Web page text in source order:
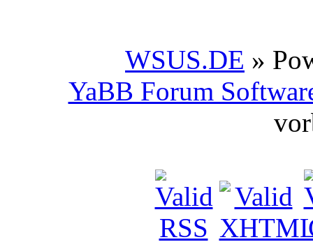
WSUS.DE »
YaBB Forum